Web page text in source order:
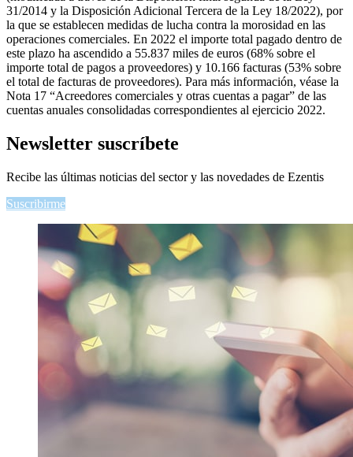
31/2014 y la Disposición Adicional Tercera de la Ley 18/2022), por
la que se establecen medidas de lucha contra la morosidad en las
operaciones comerciales. En 2022 el importe total pagado dentro de
este plazo ha ascendido a 55.837 miles de euros (68% sobre el
importe total de pagos a proveedores) y 10.166 facturas (53% sobre
el total de facturas de proveedores). Para más información, véase la
Nota 17 “Acreedores comerciales y otras cuentas a pagar” de las
cuentas anuales consolidadas correspondientes al ejercicio 2022.
Newsletter suscríbete
Recibe las últimas noticias del sector y las novedades de Ezentis
Suscribirme